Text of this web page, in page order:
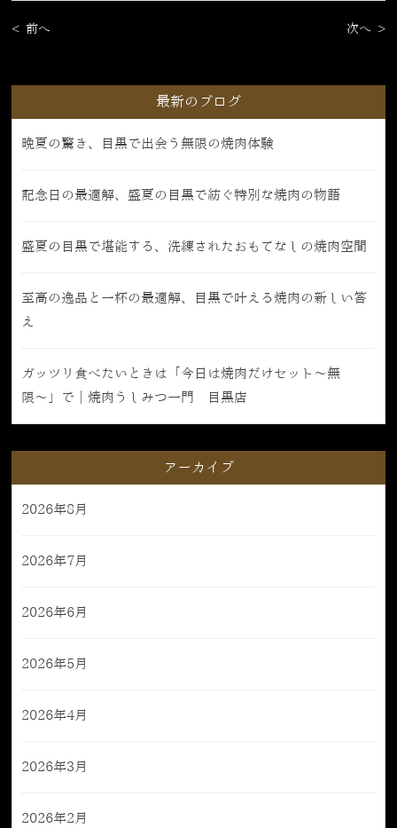
< 前へ 次へ >
最新のブログ
晩夏の驚き、目黒で出会う無限の焼肉体験
記念日の最適解、盛夏の目黒で紡ぐ特別な焼肉の物語
盛夏の目黒で堪能する、洗練されたおもてなしの焼肉空間
至高の逸品と一杯の最適解、目黒で叶える焼肉の新しい答
え
ガッツリ食べたいときは「今日は焼肉だけセット〜無
限〜」で｜焼肉うしみつ一門 目黒店
アーカイブ
2026年8月
2026年7月
2026年6月
2026年5月
2026年4月
2026年3月
2026年2月